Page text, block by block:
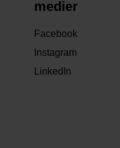
medier
Facebook
Instagram
LinkedIn